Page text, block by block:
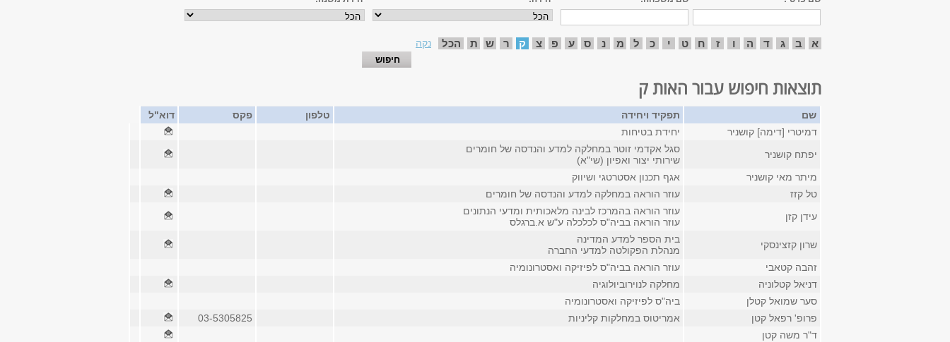
א ב ג ד ה ו ז ח ט י כ ל מ נ ס ע פ צ ק ר ש ת הכל נקה
תוצאות חיפוש עבור האות ק
שם תפקיד ויחידה טלפון פקס
דוא"ל
דמיטרי [דימה] קושניר
יחידת בטיחות
יפתח קושניר
סגל אקדמי זוטר במחלקה למדע והנדסה של חומרים
שירותי יצור ואפיון (שי"א)
מיתר מאי קושניר
אגף תכנון אסטרטגי ושיווק
טל קזז
עוזר הוראה במחלקה למדע והנדסה של חומרים
עידן קזן
עוזר הוראה בהמרכז לבינה מלאכותית ומדעי הנתונים
עוזר הוראה בביה"ס לכלכלה ע"ש א.ברגלס
שרון קזצינסקי
בית הספר למדע המדינה
מנהלת הפקולטה למדעי החברה
זהבה קטאבי
עוזר הוראה בביה"ס לפיזיקה ואסטרונומיה
דניאל קטלוניה
מחלקה לנוירוביולוגיה
סער שמואל קטלן
ביה"ס לפיזיקה ואסטרונומיה
פרופ' רפאל קטן
אמריטוס במחלקות קליניות
03-5305825
ד"ר משה קטן